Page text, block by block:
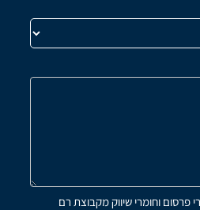
וחומרי שיווק מקבוצת רם